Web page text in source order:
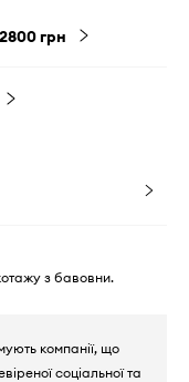
2800 грн
з бавовни.
компанії, що
соціальної та